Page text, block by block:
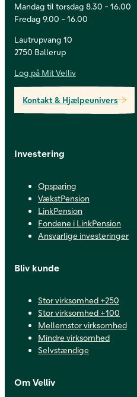
Mandag til torsdag 8.30 - 16.00
Fredag 9.00 - 16.00
Lautrupvang 10
2750 Ballerup
Log på Mit Velliv
Kontakt & Hjælpeunivers
Investering
Opsparing
VækstPension
LinkPension
Fondene i LinkPension
Ansvarlige investeringer
Bliv kunde
Stor virksomhed +250
Stor virksomhed +100
Mellemstor virksomhed
Mindre virksomhed
Selvstændige
Om Velliv